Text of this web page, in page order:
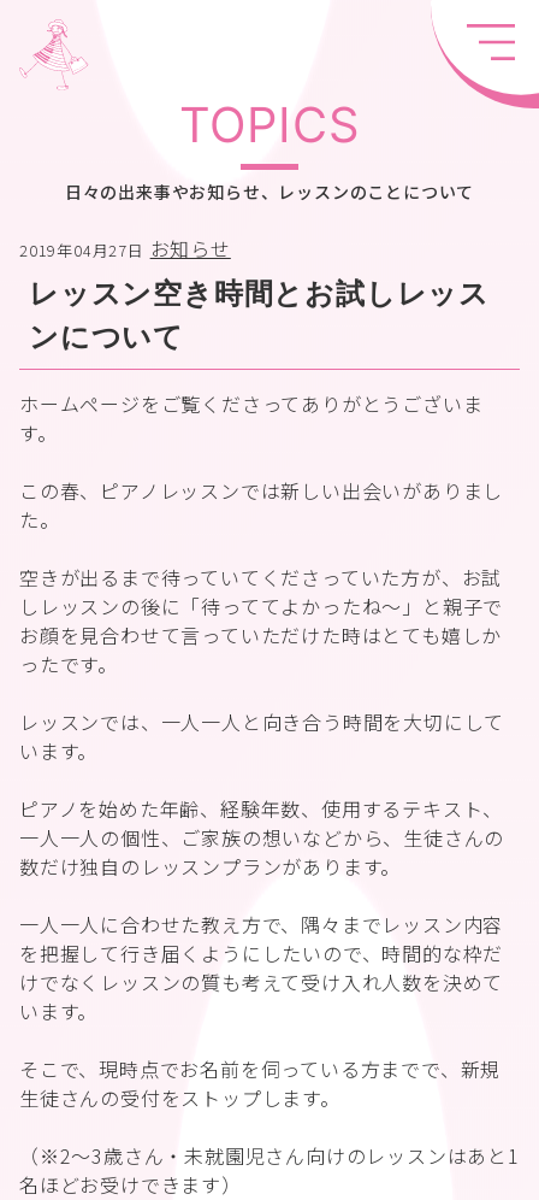
TOPICS
日々の出来事やお知らせ、レッスンのことについて
2019年04月27日 お知らせ
レッスン空き時間とお試しレッス
ンについて
ホームページをご覧くださってありがとうございま
す。
この春、ピアノレッスンでは新しい出会いがありまし
た。
空きが出るまで待っていてくださっていた方が、お試
しレッスンの後に「待っててよかったね～」と親子で
お顔を見合わせて言っていただけた時はとても嬉しか
ったです。
レッスンでは、一人一人と向き合う時間を大切にして
います。
ピアノを始めた年齢、経験年数、使用するテキスト、
一人一人の個性、ご家族の想いなどから、生徒さんの
数だけ独自のレッスンプランがあります。
一人一人に合わせた教え方で、隅々までレッスン内容
を把握して行き届くようにしたいので、時間的な枠だ
けでなくレッスンの質も考えて受け入れ人数を決めて
います。
そこで、現時点でお名前を伺っている方までで、新規
生徒さんの受付をストップします。
（※2～3歳さん・未就園児さん向けのレッスンはあと1
名ほどお受けできます）